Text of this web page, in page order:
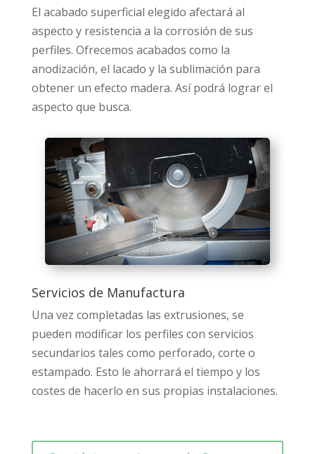
El acabado superficial elegido afectará al
aspecto y resistencia a la corrosión de sus
perfiles. Ofrecemos acabados como la
anodización, el lacado y la sublimación para
obtener un efecto madera. Así podrá lograr el
aspecto que busca.
Servicios de Manufactura
Una vez completadas las extrusiones, se
pueden modificar los perfiles con servicios
secundarios tales como perforado, corte o
estampado. Esto le ahorrará el tiempo y los
costes de hacerlo en sus propias instalaciones.